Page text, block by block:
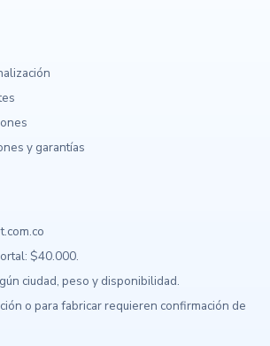
y garantías
$40.000.
ciudad, peso y disponibilidad.
o para fabricar requieren confirmación de